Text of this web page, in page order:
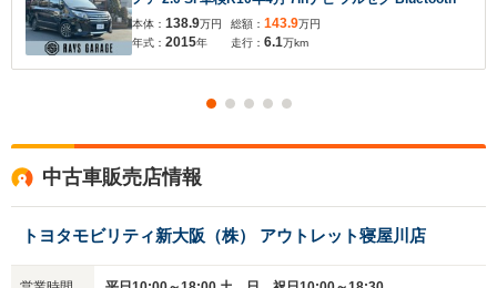
本体： 138.9万円
年式： 2015年
総額： 143.9万円
走行： 6.1万km
中古車販売店情報
トヨタモビリティ新大阪（株） アウトレット寝屋川店